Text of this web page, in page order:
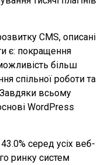
CMS, описані
є: покращення
більш
спільної роботи та
всьому
WordPress
серед усіх веб-
ринку систем